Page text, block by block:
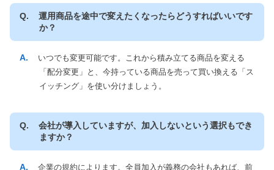
運用商品を途中で変えたくなったらどうすればいいです
か？
いつでも変更可能です。これから積み立てる商品を変える
「配分変更」と、今持っている商品を売って買い換える「ス
イッチング」を使い分けましょう。
会社が導入していますが、加入しないという選択もでき
ますか？
企業の規約によります。全員加入が義務の会社もあれば、前